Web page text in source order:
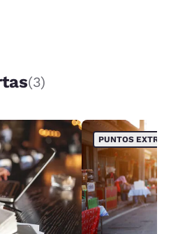
(3)
PUNTOS EXTRA